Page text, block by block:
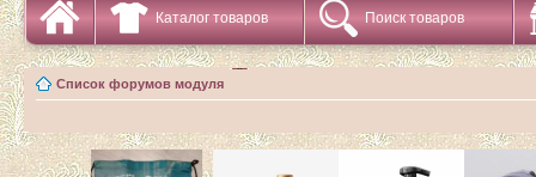
Каталог товаров Поиск товаров
Список форумов модуля